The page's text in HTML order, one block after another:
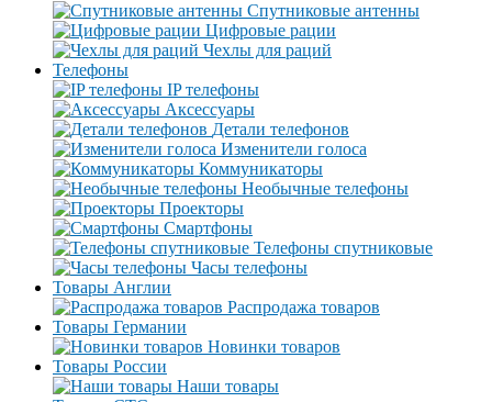
Спутниковые антенны
Цифровые рации
Чехлы для раций
Телефоны
IP телефоны
Аксессуары
Детали телефонов
Изменители голоса
Коммуникаторы
Необычные телефоны
Проекторы
Смартфоны
Телефоны спутниковые
Часы телефоны
Товары Англии
Распродажа товаров
Товары Германии
Новинки товаров
Товары России
Наши товары